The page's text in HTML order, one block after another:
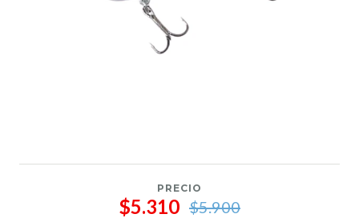
PRECIO
$5.310 $5.900